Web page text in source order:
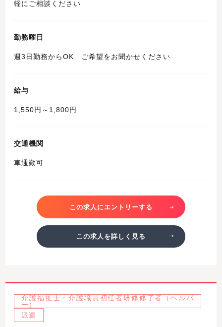
軽にご相談ください
勤務曜日
週3日勤務からOK ご希望をお聞かせください
給与
1,550円～1,800円
交通機関
車通勤可
この求人にエントリーする
この求人を詳しく見る
介護福祉士・介護職員初任者研修修了者（ヘルパ
ー）
派遣